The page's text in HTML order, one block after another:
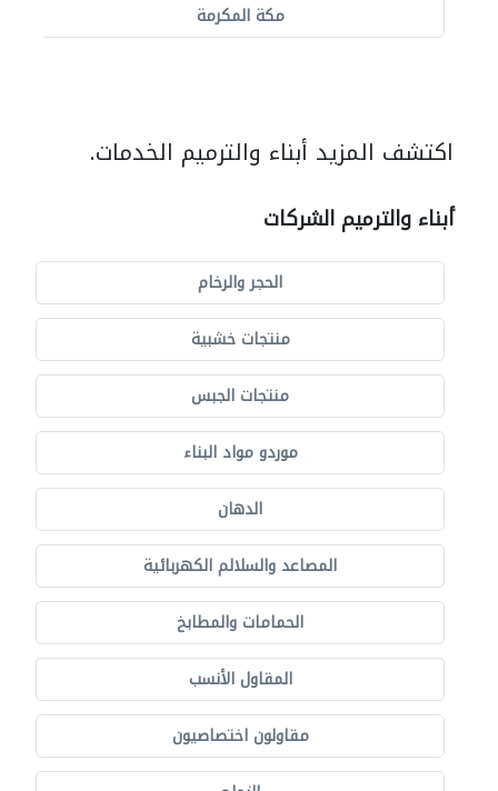
مكة المكرمة
اكتشف المزيد أبناء والترميم الخدمات.
أبناء والترميم الشركات
الحجر والرخام
منتجات خشبية
منتجات الجبس
موردو مواد البناء
الدهان
المصاعد والسلالم الكهربائية
الحمامات والمطابخ
المقاول الأنسب
مقاولون اختصاصيون